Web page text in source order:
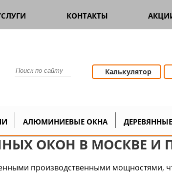
КОНТАКТЫ
Калькулятор
АЛЮМИНИЕВЫЕ ОКНА
окна Все о деревянных евроокнах
ОКОН В МОСКВЕ И
производственными мощностями,